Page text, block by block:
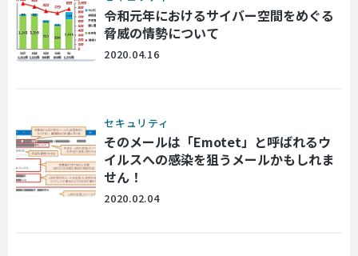
令和元年におけるサイバー空間をめぐる
脅威の情勢について
2020.04.16
セキュリティ
そのメールは「Emotet」と呼ばれるウ
イルスへの感染を狙うメールかもしれま
せん！
2020.02.04